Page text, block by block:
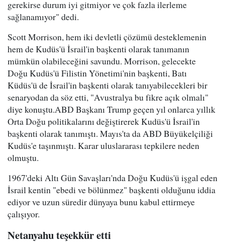
gerekirse durum iyi gitmiyor ve çok fazla ilerleme
sağlanamıyor" dedi.
Scott Morrison, hem iki devletli çözümü desteklemenin
hem de Kudüs'ü İsrail'in başkenti olarak tanımanın
mümkün olabileceğini savundu. Morrison, gelecekte
Doğu Kudüs'ü Filistin Yönetimi'nin başkenti, Batı
Küdüs'ü de İsrail'in başkenti olarak tanıyabilecekleri bir
senaryodan da söz etti, "Avustralya bu fikre açık olmalı"
diye konuştu.ABD Başkanı Trump geçen yıl onlarca yıllık
Orta Doğu politikalarını değiştirerek Kudüs'ü İsrail'in
başkenti olarak tanımıştı. Mayıs'ta da ABD Büyükelçiliği
Kudüs'e taşınmıştı. Karar uluslararası tepkilere neden
olmuştu.
1967'deki Altı Gün Savaşları'nda Doğu Kudüs'ü işgal eden
İsrail kentin "ebedi ve bölünmez" başkenti olduğunu iddia
ediyor ve uzun süredir dünyaya bunu kabul ettirmeye
çalışıyor.
Netanyahu teşekkür etti